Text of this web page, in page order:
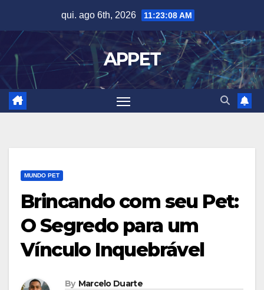
content
qui. ago 6th, 2026 11:23:09 AM
APPET
MUNDO PET
Brincando com seu Pet:
O Segredo para um
Vínculo Inquebrável
By Marcelo Duarte